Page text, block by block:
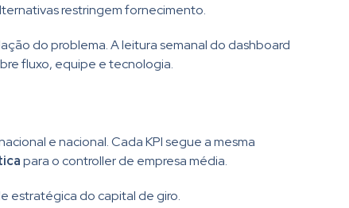
restringem fornecimento.
do problema. A leitura semanal do dashboard
fluxo, equipe e tecnologia.
e nacional. Cada KPI segue a mesma
para o controller de empresa média.
estratégica do capital de giro.